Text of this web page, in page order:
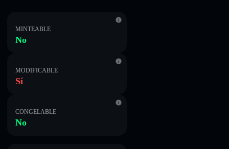
MINTEABLE
No
MODIFICABLE
Sí
CONGELABLE
No